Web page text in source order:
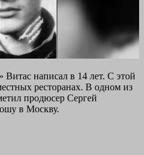
написал в 14 лет. С этой
ресторанах. В одном из
продюсер Сергей
в Москву.